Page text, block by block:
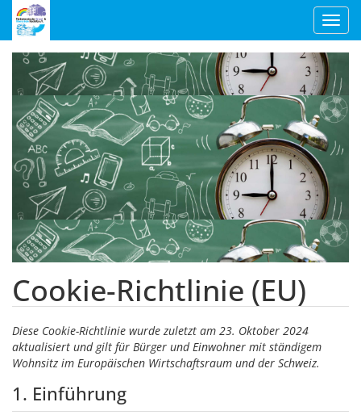
Cookie-Richtlinie (EU)
Diese Cookie-Richtlinie wurde zuletzt am 23. Oktober 2024
aktualisiert und gilt für Bürger und Einwohner mit ständigem
Wohnsitz im Europäischen Wirtschaftsraum und der Schweiz.
1. Einführung